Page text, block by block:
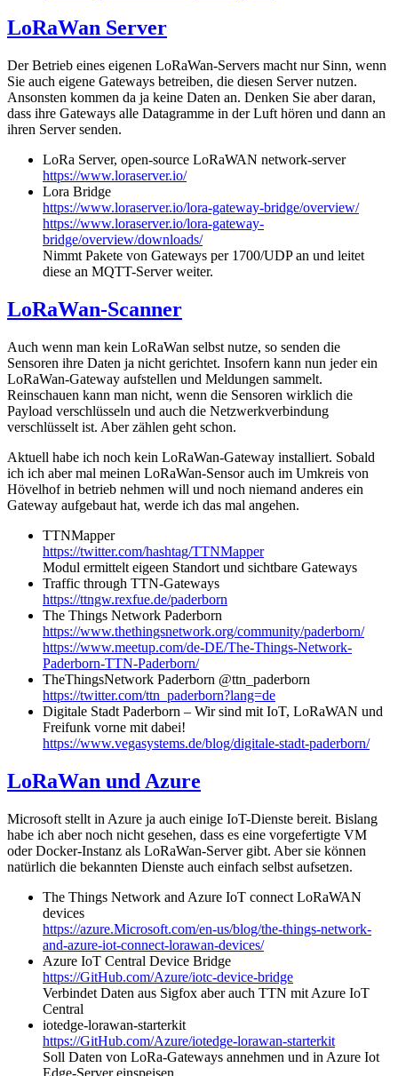
LoRaWan Server
Der Betrieb eines eigenen LoRaWan-Servers macht nur Sinn, wenn
Sie auch eigene Gateways betreiben, die diesen Server nutzen.
Ansonsten kommen da ja keine Daten an. Denken Sie aber daran,
dass ihre Gateways alle Datagramme in der Luft hören und dann an
ihren Server senden.
LoRa Server, open-source LoRaWAN network-server
https://www.loraserver.io/
Lora Bridge
https://www.loraserver.io/lora-gateway-bridge/overview/
https://www.loraserver.io/lora-gateway-
bridge/overview/downloads/
Nimmt Pakete von Gateways per 1700/UDP an und leitet
diese an MQTT-Server weiter.
LoRaWan-Scanner
Auch wenn man kein LoRaWan selbst nutze, so senden die
Sensoren ihre Daten ja nicht gerichtet. Insofern kann nun jeder ein
LoRaWan-Gateway aufstellen und Meldungen sammelt.
Reinschauen kann man nicht, wenn die Sensoren wirklich die
Payload verschlüsseln und auch die Netzwerkverbindung
verschlüsselt ist. Aber zählen geht schon.
Aktuell habe ich noch kein LoRaWan-Gateway installiert. Sobald
ich ich aber mal meinen LoRaWan-Sensor auch im Umkreis von
Hövelhof in betrieb nehmen will und noch niemand anderes ein
Gateway aufgebaut hat, werde ich das mal angehen.
TTNMapper
https://twitter.com/hashtag/TTNMapper
Modul ermittelt eigeen Standort und sichtbare Gateways
Traffic through TTN-Gateways
https://ttngw.rexfue.de/paderborn
The Things Network Paderborn
https://www.thethingsnetwork.org/community/paderborn/
https://www.meetup.com/de-DE/The-Things-Network-
Paderborn-TTN-Paderborn/
TheThingsNetwork Paderborn @ttn_paderborn
https://twitter.com/ttn_paderborn?lang=de
Digitale Stadt Paderborn – Wir sind mit IoT, LoRaWAN und
Freifunk vorne mit dabei!
https://www.vegasystems.de/blog/digitale-stadt-paderborn/
LoRaWan und Azure
Microsoft stellt in Azure ja auch einige IoT-Dienste bereit. Bislang
habe ich aber noch nicht gesehen, dass es eine vorgefertigte VM
oder Docker-Instanz als LoRaWan-Server gibt. Aber sie können
natürlich die bekannten Dienste auch einfach selbst aufsetzen.
The Things Network and Azure IoT connect LoRaWAN
devices
https://azure.Microsoft.com/en-us/blog/the-things-network-
and-azure-iot-connect-lorawan-devices/
Azure IoT Central Device Bridge
https://GitHub.com/Azure/iotc-device-bridge
Verbindet Daten aus Sigfox aber auch TTN mit Azure IoT
Central
iotedge-lorawan-starterkit
https://GitHub.com/Azure/iotedge-lorawan-starterkit
Soll Daten von LoRa-Gateways annehmen und in Azure Iot
Edge-Server einspeisen